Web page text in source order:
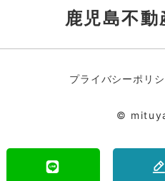
鹿児島不
プライバシーポリ
©